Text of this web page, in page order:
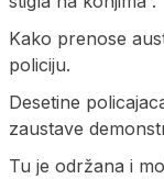
Kako prenose
policiju.
Desetine
zaustave
Tu je održana i